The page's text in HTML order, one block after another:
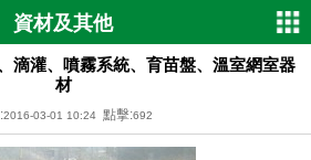
資材及其他
滴灌、噴霧系統、育苗盤、溫室網室器
材
2016-03-01 10:24 點擊:692